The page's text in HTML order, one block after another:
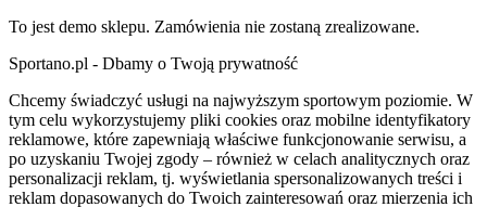
To jest demo sklepu. Zamówienia nie zostaną zrealizowane.
Sportano.pl - Dbamy o Twoją prywatność
Chcemy świadczyć usługi na najwyższym sportowym poziomie. W
tym celu wykorzystujemy pliki cookies oraz mobilne identyfikatory
reklamowe, które zapewniają właściwe funkcjonowanie serwisu, a
po uzyskaniu Twojej zgody – również w celach analitycznych oraz
personalizacji reklam, tj. wyświetlania spersonalizowanych treści i
reklam dopasowanych do Twoich zainteresowań oraz mierzenia ich